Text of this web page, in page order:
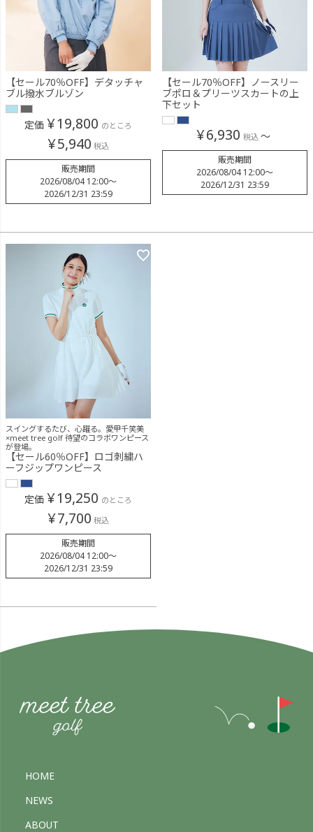
【セール70％OFF】デタッチャ
ブル撥水ブルゾン
定価 ¥19,800 のところ
¥5,940 税込
販売期間
2026/08/04 12:00〜
2026/12/31 23:59
【セール70％OFF】ノースリー
ブポロ＆プリーツスカートの上
下セット
¥6,930 税込 〜
販売期間
2026/08/04 12:00〜
2026/12/31 23:59
スイングするたび、心躍る。愛甲千笑美
×meet tree golf 待望のコラボワンピース
が登場。
【セール60％OFF】ロゴ刺繍ハ
ーフジップワンピース
定価 ¥19,250 のところ
¥7,700 税込
販売期間
2026/08/04 12:00〜
2026/12/31 23:59
HOME
NEWS
ABOUT